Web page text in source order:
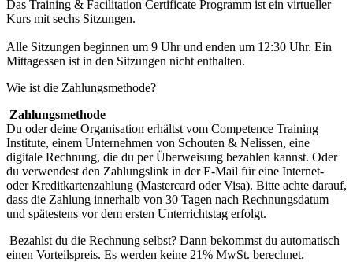
Das Training & Facilitation Certificate Programm ist ein virtueller
Kurs mit sechs Sitzungen.
Alle Sitzungen beginnen um 9 Uhr und enden um 12:30 Uhr. Ein
Mittagessen ist in den Sitzungen nicht enthalten.
Wie ist die Zahlungsmethode?
Zahlungsmethode
Du oder deine Organisation erhältst vom Competence Training
Institute, einem Unternehmen von Schouten & Nelissen, eine
digitale Rechnung, die du per Überweisung bezahlen kannst. Oder
du verwendest den Zahlungslink in der E-Mail für eine Internet-
oder Kreditkartenzahlung (Mastercard oder Visa). Bitte achte darauf,
dass die Zahlung innerhalb von 30 Tagen nach Rechnungsdatum
und spätestens vor dem ersten Unterrichtstag erfolgt.
Bezahlst du die Rechnung selbst? Dann bekommst du automatisch
einen Vorteilspreis. Es werden keine 21% MwSt. berechnet.